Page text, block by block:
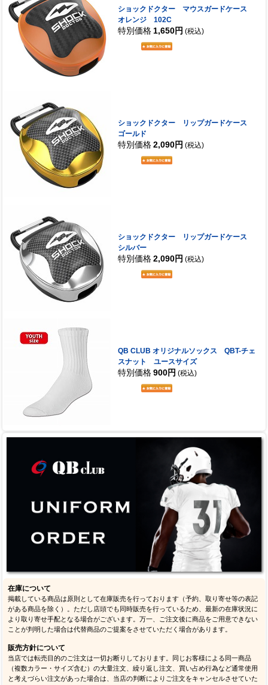
ショックドクター マウスガードケース
オレンジ 102C
特別価格 1,650円 (税込)
ショックドクター リップガードケース
ゴールド
特別価格 2,090円 (税込)
ショックドクター リップガードケース
シルバー
特別価格 2,090円 (税込)
QB CLUB オリジナルソックス QBT-チェ
スナット ユースサイズ
特別価格 900円 (税込)
在庫について
掲載している商品は原則として在庫販売を行っております（予約、取り寄せ等の表記
がある商品を除く）。ただし店頭でも同時販売を行っているため、最新の在庫状況に
より取り寄せ手配となる場合がございます。万一、ご注文後に商品をご用意できない
ことが判明した場合は代替商品のご提案をさせていただく場合があります。
販売方針について
当店では転売目的のご注文は一切お断りしております。同じお客様による同一商品
（複数カラー・サイズ含む）の大量注文、繰り返し注文、買い占め行為など通常使用
と考えづらい注文があった場合は、当店の判断によりご注文をキャンセルさせていた